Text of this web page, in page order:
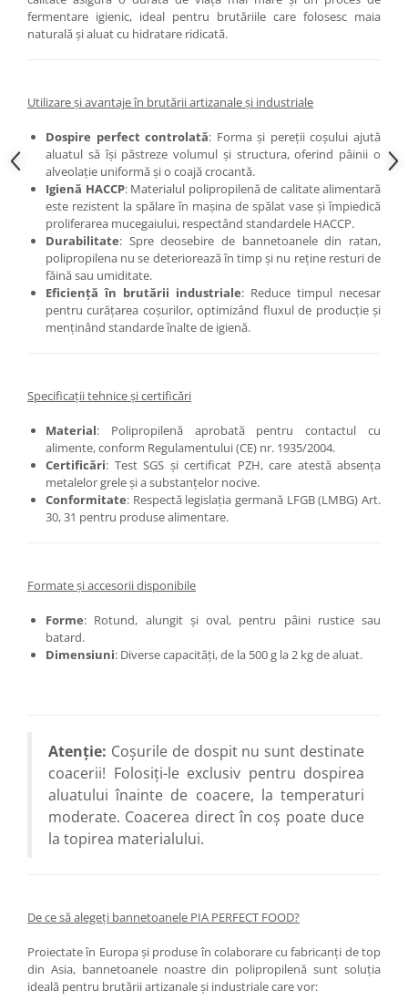
fermentare igienic, ideal pentru brutăriile care folosesc maia
naturală și aluat cu hidratare ridicată.
Utilizare și avantaje în brutării artizanale și industriale
Dospire perfect controlată: Forma și pereții coșului ajută
aluatul să își păstreze volumul și structura, oferind pâinii o
alveolație uniformă și o coajă crocantă.
Igienă HACCP: Materialul polipropilenă de calitate alimentară
este rezistent la spălare în mașina de spălat vase și împiedică
proliferarea mucegaiului, respectând standardele HACCP.
Durabilitate: Spre deosebire de bannetoanele din ratan,
polipropilena nu se deteriorează în timp și nu reține resturi de
făină sau umiditate.
Eficiență în brutării industriale: Reduce timpul necesar
pentru curățarea coșurilor, optimizând fluxul de producție și
menținând standarde înalte de igienă.
Specificații tehnice și certificări
Material: Polipropilenă aprobată pentru contactul cu
alimente, conform Regulamentului (CE) nr. 1935/2004.
Certificări: Test SGS și certificat PZH, care atestă absența
metalelor grele și a substanțelor nocive.
Conformitate: Respectă legislația germană LFGB (LMBG) Art.
30, 31 pentru produse alimentare.
Formate și accesorii disponibile
Forme: Rotund, alungit și oval, pentru pâini rustice sau
batard.
Dimensiuni: Diverse capacități, de la 500 g la 2 kg de aluat.
Atenție: Coșurile de dospit nu sunt destinate
coacerii! Folosiți-le exclusiv pentru dospirea
aluatului înainte de coacere, la temperaturi
moderate. Coacerea direct în coș poate duce
la topirea materialului.
De ce să alegeți bannetoanele PIA PERFECT FOOD?
Proiectate în Europa și produse în colaborare cu fabricanți de top
din Asia, bannetoanele noastre din polipropilenă sunt soluția
ideală pentru brutării artizanale și industriale care vor: